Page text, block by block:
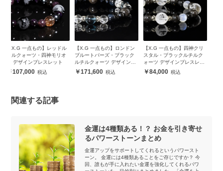
【X.G 一点もの】ロンドン
ブルートパーズ・ブラック
ルチルクォーツ デザインブ
レスレット
171,600
【X.G 一点もの】四神クリ
スタル・ブラックルチルク
ォーツ デザインブレスレッ
ト84,000
【winQ】カラーブレスレッ
ト ブラックルチルクォーツ
16,800
関連する記事
金運は4種類ある！？ お金を引き寄せ
るパワーストーンまとめ
金運アップをサポートしてくれるというパワースト
ーン。 金運には4種類あることをご存じですか？ 今
回、誰もが手に入れたい金運を強化してくれるパワ